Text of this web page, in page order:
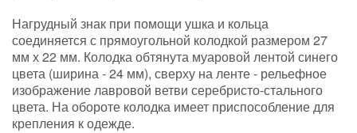
Нагрудный знак при помощи ушка и кольца
соединяется с прямоугольной колодкой размером 27
мм х 22 мм. Колодка обтянута муаровой лентой синего
цвета (ширина - 24 мм), сверху на ленте - рельефное
изображение лавровой ветви серебристо-стального
цвета. На обороте колодка имеет приспособление для
крепления к одежде.